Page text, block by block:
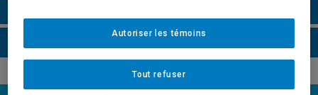
Tout refuser
Autoriser les témoins